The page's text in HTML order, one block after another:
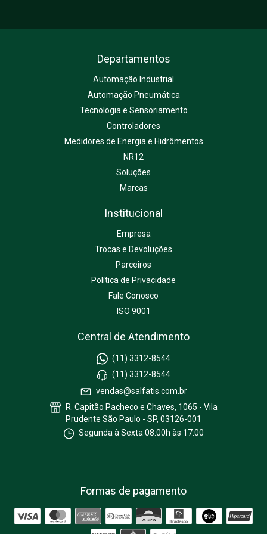
Departamentos
Automação Industrial
Automação Pneumática
Tecnologia e Sensoriamento
Controladores
Medidores de Energia e Hidrômentos
NR12
Soluções
Marcas
Institucional
Empresa
Trocas e Devoluções
Parceiros
Política de Privacidade
Fale Conosco
ISO 9001
Central de Atendimento
(11) 3312-8544
(11) 3312-8544
vendas@salfatis.com.br
R. Capitão Pacheco e Chaves, 1065 - Vila
Prudente São Paulo - SP, 03126-001
Segunda à Sexta 08:00h às 17:00
Formas de pagamento